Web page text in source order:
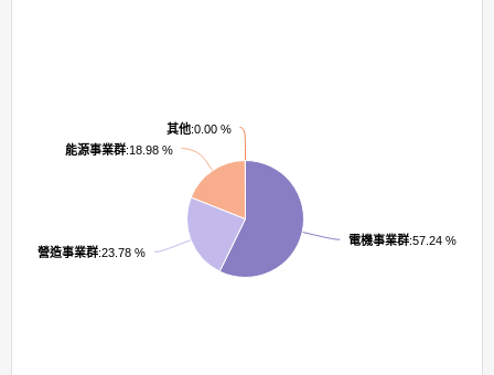
電機事業群:57.24 %
營造事業群:23.78 %
能源事業群:18.98 %
其他:0.00 %